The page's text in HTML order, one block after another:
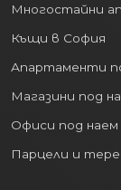
Многостайни
Къщи в София
Апартаменти
Магазини под
Офиси под
Парцели и